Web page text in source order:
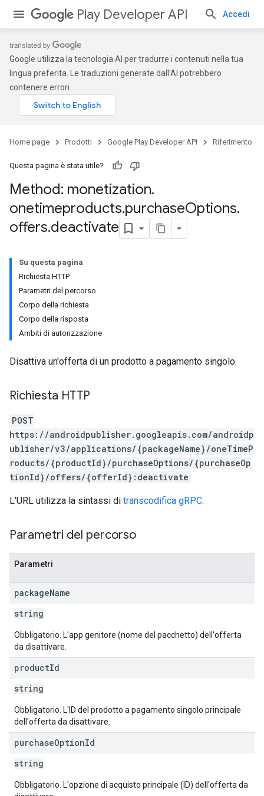
Play Developer API Accedi
Google utilizza la tecnologia AI per tradurre i contenuti nella tua
lingua preferita. Le traduzioni generate dall'AI potrebbero
contenere errori.
Home page Prodotti Google Play Developer API Riferimento
Questa pagina è stata utile?
Method: monetization.
onetimeproducts.purchaseOptions.
offers.deactivate
Su questa pagina
Richiesta HTTP
Parametri del percorso
Corpo della richiesta
Corpo della risposta
Ambiti di autorizzazione
Disattiva un'offerta di un prodotto a pagamento singolo.
Richiesta HTTP
POST
https://androidpublisher.googleapis.com/androidp
ublisher/v3/applications/{packageName}/oneTimeP
roducts/{productId}/purchaseOptions/{purchaseOp
tionId}/offers/{offerId}:deactivate
L'URL utilizza la sintassi di transcodifica gRPC.
Parametri del percorso
Parametri
packageName
string
Obbligatorio. L'app genitore (nome del pacchetto) dell'offerta
da disattivare.
productId
string
Obbligatorio. L'ID del prodotto a pagamento singolo principale
dell'offerta da disattivare.
purchaseOptionId
string
Obbligatorio. L'opzione di acquisto principale (ID) dell'offerta da